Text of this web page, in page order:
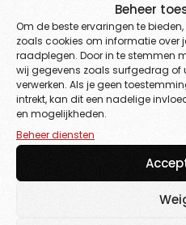
Beheer
Om de beste ervaringen te
zoals cookies om informatie
raadplegen. Door in te stemmen
wij gegevens zoals surfgedrag of
verwerken. Als je geen
intrekt, kan dit een nadelige
en mogelijkheden.
Beheer diensten
Welcome to UiCore Pro. This
delete it, then start writing!
NATHAN DECEMBER 14, 2024 1
Post